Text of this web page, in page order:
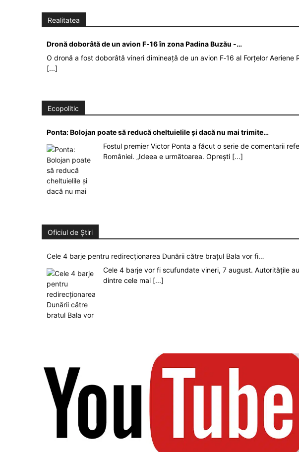
Realitatea
Dronă doborâtă de un avion F‑16 în zona Padina Buzău -…
O dronă a fost doborâtă vineri dimineață de un avion F‑16 al Forțelor Aeriene
[...]
Ecopolitic
Ponta: Bolojan poate să reducă cheltuielile şi dacă nu mai trimite…
Fostul premier Victor Ponta a făcut o serie de comentarii
României. „Ideea e următoarea. Oprești [...]
Oficiul de Știri
Cele 4 barje pentru redirecționarea Dunării către brațul Bala vor fi…
Cele 4 barje vor fi scufundate vineri, 7 august. Autoritățile
dintre cele mai [...]